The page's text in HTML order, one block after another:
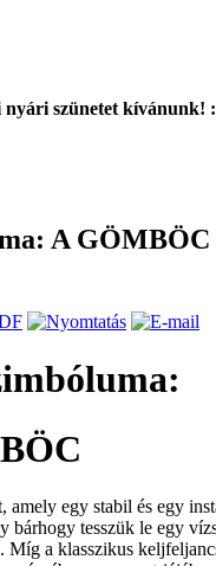
nyári szünetet kívánunk!
A
amely egy stabil és egy
bárhogy tesszük le egy
Míg a klasszikus